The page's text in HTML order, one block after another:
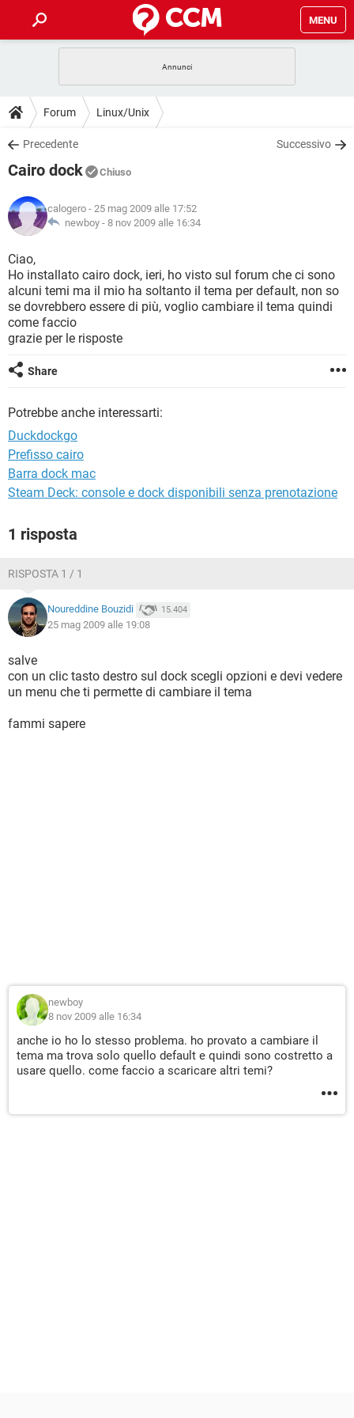
MENU
INTRATTENIMENTO
iOS
INSTAGRAM
TIKTOK
HARDWARE
GUIDE
COVID-19
INSTAGRAM WHATSAPP
TIKTOK
HARDWARE
DOWNLOAD
COVID-19
INTRATTENIMENTO
iOS WINDOWS 10
INSTAGRAM
TIKTOK FACEBOOK
HARDWARE
COVID-19 GAMING
INTRATTENIMENTO
iOS
INSTAGRAM WHATSAPP
TIKTOK
HARDWARE
GLOSSARIO
COVID-19
INTRATTENIMENTO ANDROID
iOS WINDOWS 10
INSTAGRAM
TIKTOK
Forum Linux/Unix
Precedente Successivo
Cairo dock Chiuso
calogero - 25 mag 2009 alle 17:52
newboy - 8 nov 2009 alle 16:34
Ciao,
Ho installato cairo dock, ieri, ho visto sul forum che ci sono
alcuni temi ma il mio ha soltanto il tema per default, non so
se dovrebbero essere di più, voglio cambiare il tema quindi
come faccio
grazie per le risposte
Share
Potrebbe anche interessarti:
Duckdockgo
Prefisso cairo
Barra dock mac
Steam Deck: console e dock disponibili senza prenotazione
1 risposta
RISPOSTA 1 / 1
Noureddine Bouzidi 15.404
25 mag 2009 alle 19:08
salve
con un clic tasto destro sul dock scegli opzioni e devi vedere
un menu che ti permette di cambiare il tema
fammi sapere
newboy
8 nov 2009 alle 16:34
anche io ho lo stesso problema. ho provato a cambiare il
tema ma trova solo quello default e quindi sono costretto a
usare quello. come faccio a scaricare altri temi?